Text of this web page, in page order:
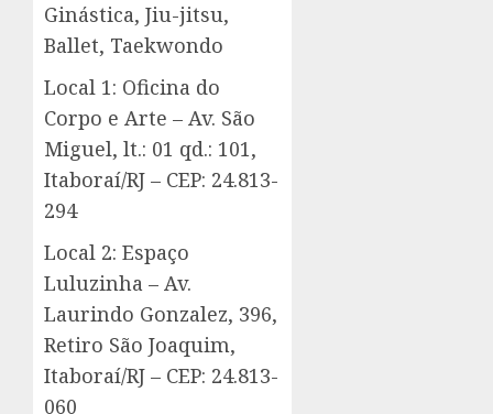
Ginástica, Jiu-jitsu,
Ballet, Taekwondo
Local 1: Oficina do
Corpo e Arte – Av. São
Miguel, lt.: 01 qd.: 101,
Itaboraí/RJ – CEP: 24.813-
294
Local 2: Espaço
Luluzinha – Av.
Laurindo Gonzalez, 396,
Retiro São Joaquim,
Itaboraí/RJ – CEP: 24.813-
060